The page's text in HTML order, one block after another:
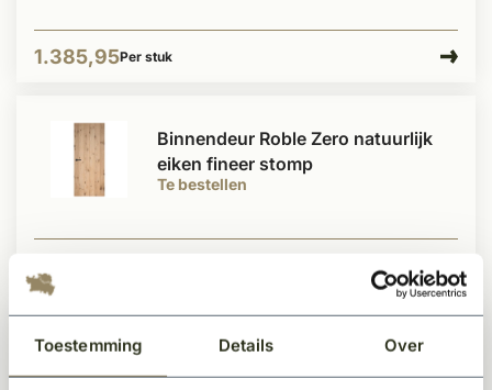
Toestemming Details Over
1.385,95Per stuk
Te bestellen
Binnendeur Roble Zero natuurlijk
eiken fineer stomp
Natuurlijk eiken fineer binnendeur
Roble Dos links